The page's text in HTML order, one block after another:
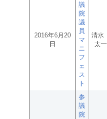
2016年6月20
日
議
院
議
員
マ
ニ
フ
ェ
ス
ト
清水
太一
参
議
院